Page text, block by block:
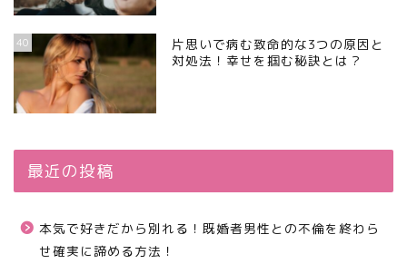
40
片思いで病む致命的な3つの原因と
対処法！幸せを掴む秘訣とは？
最近の投稿
本気で好きだから別れる！既婚者男性との不倫を終わら
せ確実に諦める方法！